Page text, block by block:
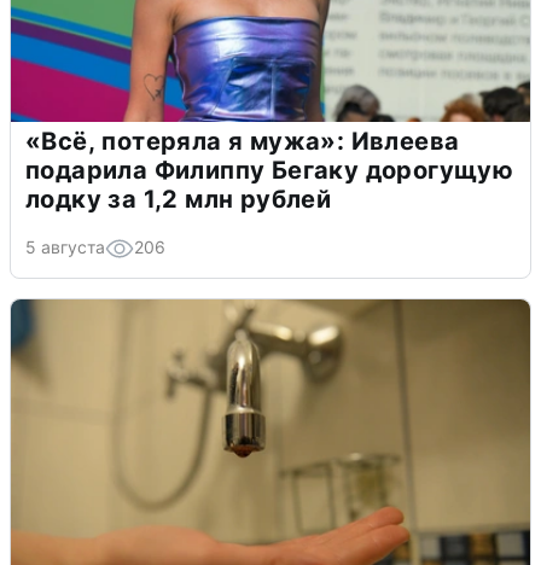
«Всё, потеряла я мужа»: Ивлеева
подарила Филиппу Бегаку дорогущую
лодку за 1,2 млн рублей
5 августа 206